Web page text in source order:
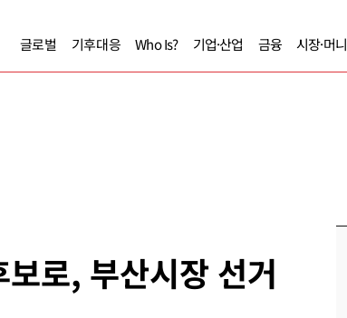
글로벌 기후대응 Who Is? 기업·산업 금융 시장·머니
로, 부산시장 선거